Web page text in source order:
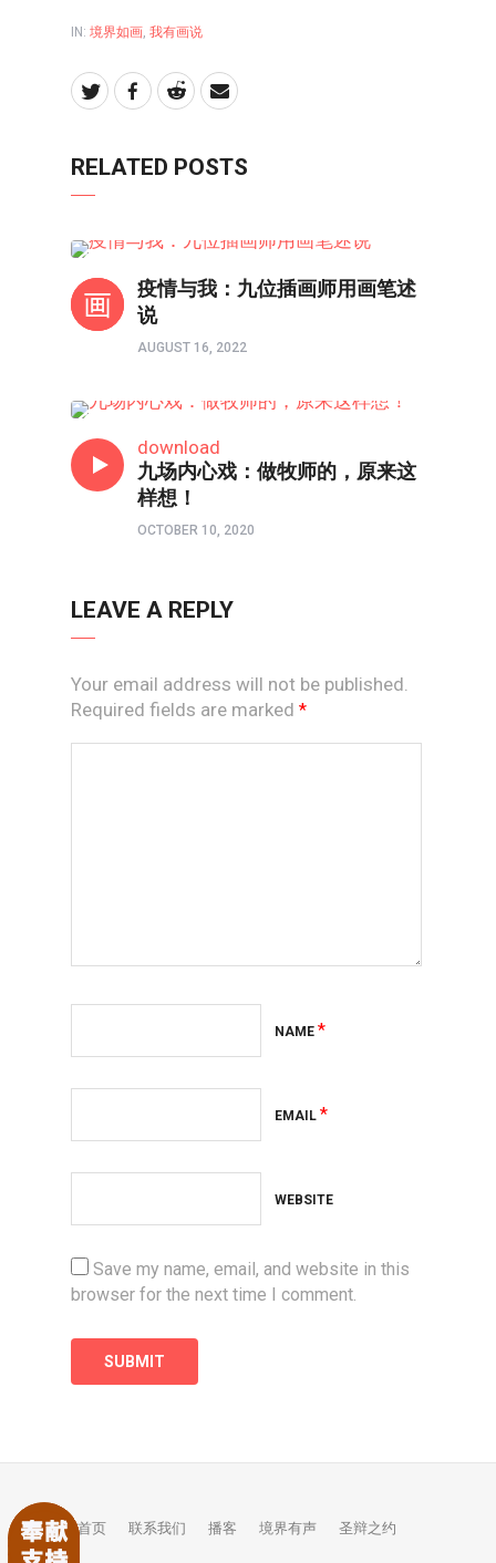
IN: 境界如画 我有画说
RELATED POSTS
疫情与我：九位插画师用画笔述
说
AUGUST 16, 2022
download
九场内心戏：做牧师的，原来这
样想！
OCTOBER 10, 2020
LEAVE A REPLY
Your email address will not be published.
Required fields are marked *
NAME *
EMAIL *
WEBSITE
Save my name, email, and website in this
browser for the next time I comment.
首页 联系我们 播客 境界有声 圣辩之约